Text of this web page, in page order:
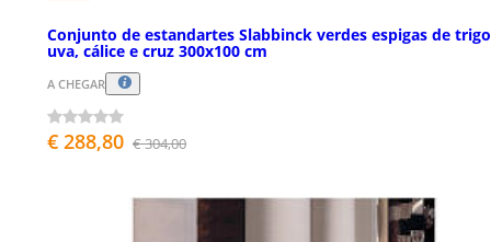
Conjunto de estandartes Slabbinck verdes espigas de
uva, cálice e cruz 300x100 cm
A CHEGAR
€ 288,80 € 304,00